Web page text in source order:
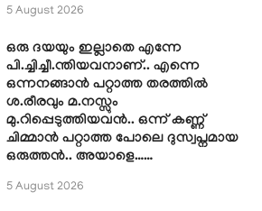
5 August 2026
ഒരു ദയയും ഇല്ലാതെ എന്നേ
പി.ച്ചിച്ചീ.ന്തിയവനാണ്.. എന്നെ
ഒന്നനങ്ങാൻ പറ്റാത്ത തരത്തിൽ
ശ.രീരവും മ.നസ്സും
മു.റിപ്പെടുത്തിയവൻ.. ഒന്ന് കണ്ണ്
ചിമ്മാൻ പറ്റാത്ത പോലെ ദുസ്വപ്നമായ
ഒരുത്തൻ.. അയാളെ……
5 August 2026